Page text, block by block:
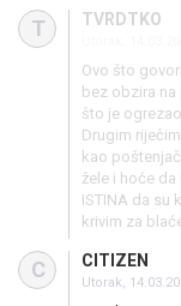
T TVRDTKO
Ovo što
bez obzira
što je
Drugim
kao
žele i hoće
ISTINA da su
krivim za
C CITIZEN
Utorak,